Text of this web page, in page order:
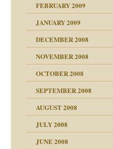
FEBRUARY 2009
JANUARY 2009
DECEMBER 2008
NOVEMBER 2008
OCTOBER 2008
SEPTEMBER 2008
AUGUST 2008
JULY 2008
JUNE 2008